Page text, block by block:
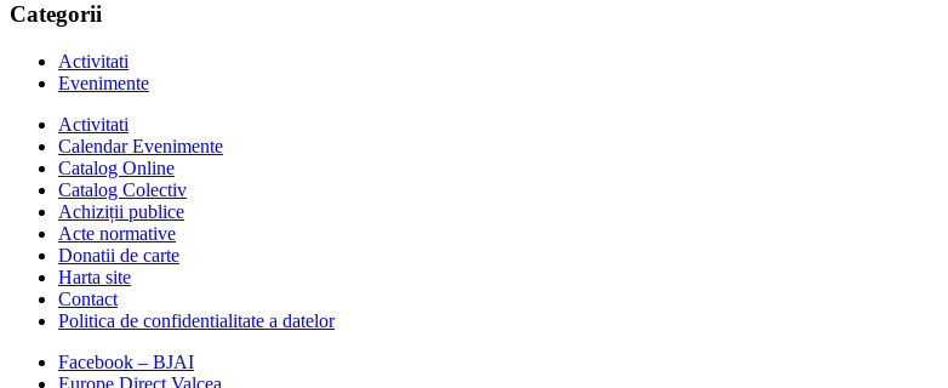
Categorii
Activitati
Evenimente
Activitati
Calendar Evenimente
Catalog Online
Catalog Colectiv
Achiziții publice
Acte normative
Donatii de carte
Harta site
Contact
Politica de confidentialitate a datelor
Facebook – BJAI